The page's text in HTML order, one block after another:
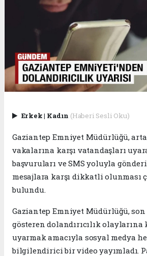
Erkek| Kadın (Haberi Sesli Oku)
Gaziantep Emniyet Müdürlüğü,
vakalarına karşı vatandaşları
başvuruları ve SMS yoluyla
mesajlara karşı dikkatli olunması
bulundu.
Gaziantep Emniyet Müdürlüğü, son
gösteren dolandırıcılık olaylarına
uyarmak amacıyla sosyal medya
bilgilendirici bir video yayımladı.